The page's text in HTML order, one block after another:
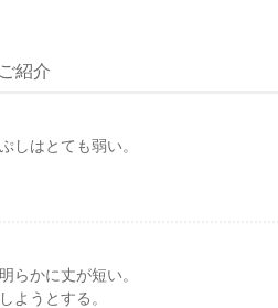
紹介
しはとても弱い。
らかに丈が短い。
ようとする。